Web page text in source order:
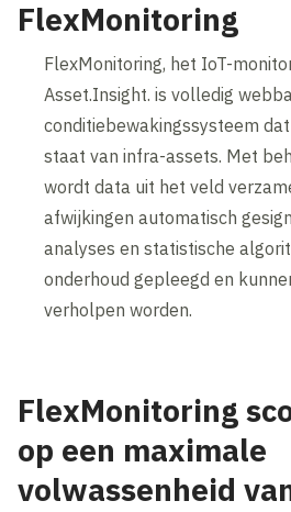
FlexMonitoring
FlexMonitoring, het IoT-
Asset.Insight. is volledig
conditiebewakingssysteem
staat van infra-assets. Met
wordt data uit het veld
afwijkingen automatisch
analyses en statistische
onderhoud gepleegd en
verholpen worden.
FlexMonitoring
op een maximale
volwassenheid